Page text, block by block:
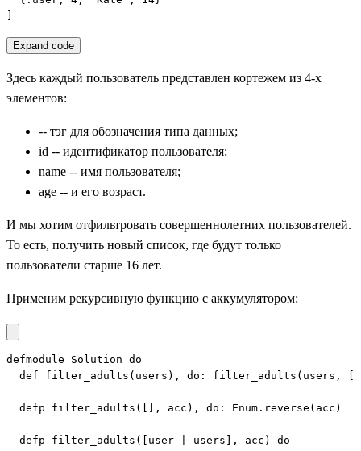
Expand code
Здесь каждый пользователь представлен кортежем из 4-х
элементов:
-- тэг для обозначения типа данных;
id -- идентификатор пользователя;
name -- имя пользователя;
age -- и его возраст.
И мы хотим отфильтровать совершеннолетних пользователей.
То есть, получить новый список, где будут только
пользователи старше 16 лет.
Применим рекурсивную функцию с аккумулятором:
defmodule Solution do
def filter_adults(users), do: filter_adults(users,
  defp filter_adults([], acc), do: Enum.reverse(acc)
  defp filter_adults([user | users], acc) do